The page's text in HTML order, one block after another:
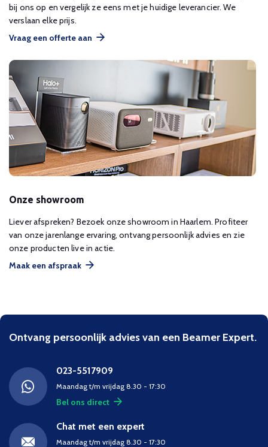
bij ons op en vergelijk ze eens met je huidige leverancier. We
verslaan elke prijs.
Vraag een offerte aan
Onze showroom
Liever afspreken? Bezoek onze showroom in Haarlem. Profiteer
van onze jarenlange ervaring, ontvang persoonlijk advies en zie
onze producten live in actie.
Maak een afspraak
Ontvang persoonlijk advies van een Beamer Expert.
023-5517909
Maandag t/m vrijdag 8.30 - 17:30
Bel ons direct
Chat met een expert
Maandag t/m vrijdag 8.30 - 17:30